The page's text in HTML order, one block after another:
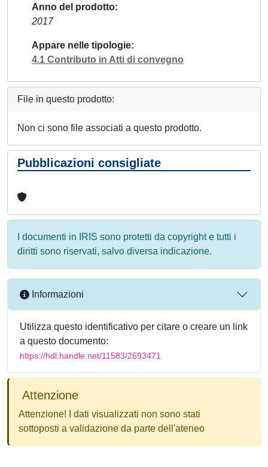
Anno del prodotto
2017
Appare nelle tipologie
4.1 Contributo in Atti di convegno
File in questo prodotto:
Non ci sono file associati a questo prodotto.
Pubblicazioni consigliate
I documenti in IRIS sono protetti da copyright e tutti i
diritti sono riservati, salvo diversa indicazione.
Informazioni
Utilizza questo identificativo per citare o creare un link
a questo documento:
https://hdl.handle.net/11583/2693471
Attenzione
Attenzione! I dati visualizzati non sono stati
sottoposti a validazione da parte dell'ateneo